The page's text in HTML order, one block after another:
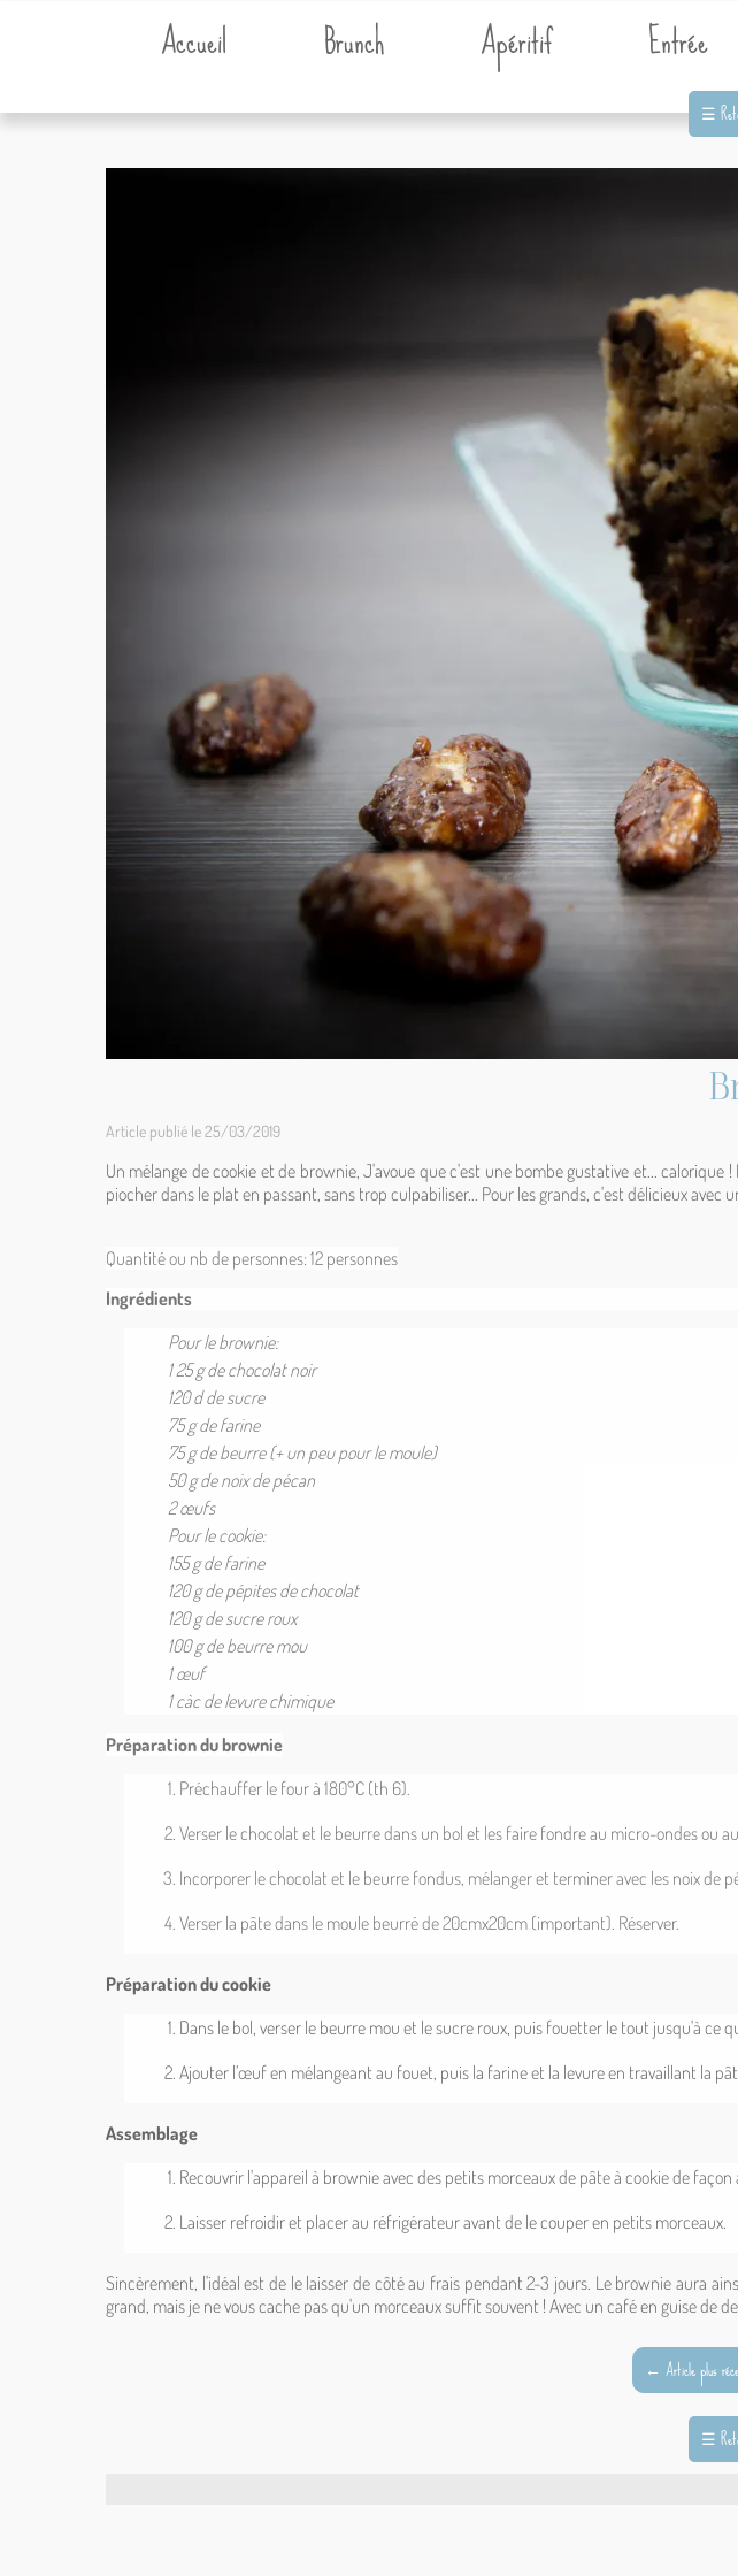
Accueil Brunch Apéritif Entrée
☰
Article publié le 25/03/2019
Un mélange de cookie et de brownie, J'avoue que c'est une bombe gustative et...
piocher dans le plat en passant, sans trop culpabiliser... Pour les grands, c'est délicieux avec
Quantité ou nb de personnes: 12 personnes
Ingrédients
Pour le brownie:
1 25 g de chocolat noir
120 d de sucre
75 g de farine
75 g de beurre (+ un peu pour le moule)
50 g de noix de pécan
2 œufs
Pour le cookie:
155 g de farine
120 g de pépites de chocolat
120 g de sucre roux
100 g de beurre mou
1 œuf
1 càc de levure chimique
Préparation du brownie
Préchauffer le four à 180°C (th 6).
Verser le chocolat et le beurre dans un bol et les faire fondre au micro-ondes ou
Incorporer le chocolat et le beurre fondus, mélanger et terminer avec les noix de
Verser la pâte dans le moule beurré de 20cmx20cm (important). Réserver.
Préparation du cookie
Dans le bol, verser le beurre mou et le sucre roux, puis fouetter le tout jusqu'à ce
Ajouter l’œuf en mélangeant au fouet, puis la farine et la levure en travaillant la
Assemblage
Recouvrir l'appareil à brownie avec des petits morceaux de pâte à cookie de
Laisser refroidir et placer au réfrigérateur avant de le couper en petits morceaux.
Sincèrement, l'idéal est de le laisser de côté au frais pendant 2-3 jours. Le brownie aura
grand, mais je ne vous cache pas qu'un morceaux suffit souvent ! Avec un café en guise de
← Article plus
☰